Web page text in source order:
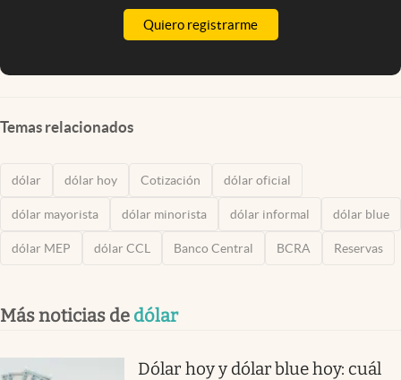
Quiero registrarme
Temas relacionados
dólar dólar hoy Cotización dólar oficial
dólar mayorista dólar minorista dólar informal dólar blue
dólar MEP dólar CCL Banco Central BCRA Reservas
Más noticias de dólar
Dólar hoy y dólar blue hoy: cuál